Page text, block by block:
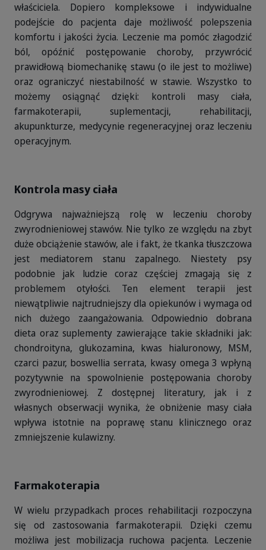
właściciela. Dopiero kompleksowe i indywidualne
podejście do pacjenta daje możliwość polepszenia
komfortu i jakości życia. Leczenie ma pomóc złagodzić
ból, opóźnić postępowanie choroby, przywrócić
prawidłową biomechanikę stawu (o ile jest to możliwe)
oraz ograniczyć niestabilność w stawie. Wszystko to
możemy osiągnąć dzięki: kontroli masy ciała,
farmakoterapii, suplementacji, rehabilitacji,
akupunkturze, medycynie regeneracyjnej oraz leczeniu
operacyjnym.
Kontrola masy ciała
Odgrywa najważniejszą rolę w leczeniu choroby
zwyrodnieniowej stawów. Nie tylko ze względu na zbyt
duże obciążenie stawów, ale i fakt, że tkanka tłuszczowa
jest mediatorem stanu zapalnego. Niestety psy
podobnie jak ludzie coraz częściej zmagają się z
problemem otyłości. Ten element terapii jest
niewątpliwie najtrudniejszy dla opiekunów i wymaga od
nich dużego zaangażowania. Odpowiednio dobrana
dieta oraz suplementy zawierające takie składniki jak:
chondroityna, glukozamina, kwas hialuronowy, MSM,
czarci pazur, boswellia serrata, kwasy omega 3 wpłyną
pozytywnie na spowolnienie postępowania choroby
zwyrodnieniowej. Z dostępnej literatury, jak i z
własnych obserwacji wynika, że obniżenie masy ciała
wpływa istotnie na poprawę stanu klinicznego oraz
zmniejszenie kulawizny.
Farmakoterapia
W wielu przypadkach proces rehabilitacji rozpoczyna
się od zastosowania farmakoterapii. Dzięki czemu
możliwa jest mobilizacja ruchowa pacjenta. Leczenie